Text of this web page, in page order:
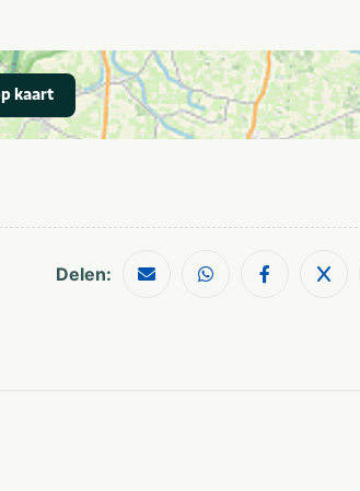
Snackbar en/of
afhaalmaaltijden (<
100m)
Restaurant (<
100m)
Winkel (< 100m)
kaart
Delen: